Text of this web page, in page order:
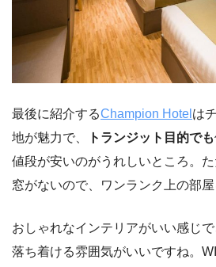
最後に紹介するChampion Hotel は
地が魅力で、
トランジット目的でも
値段が安いのがうれしいところ。
窓がないので、ワンランク上の部屋
おしゃれなインテリアがいい感じ
落ち着ける雰囲気がいいですね。